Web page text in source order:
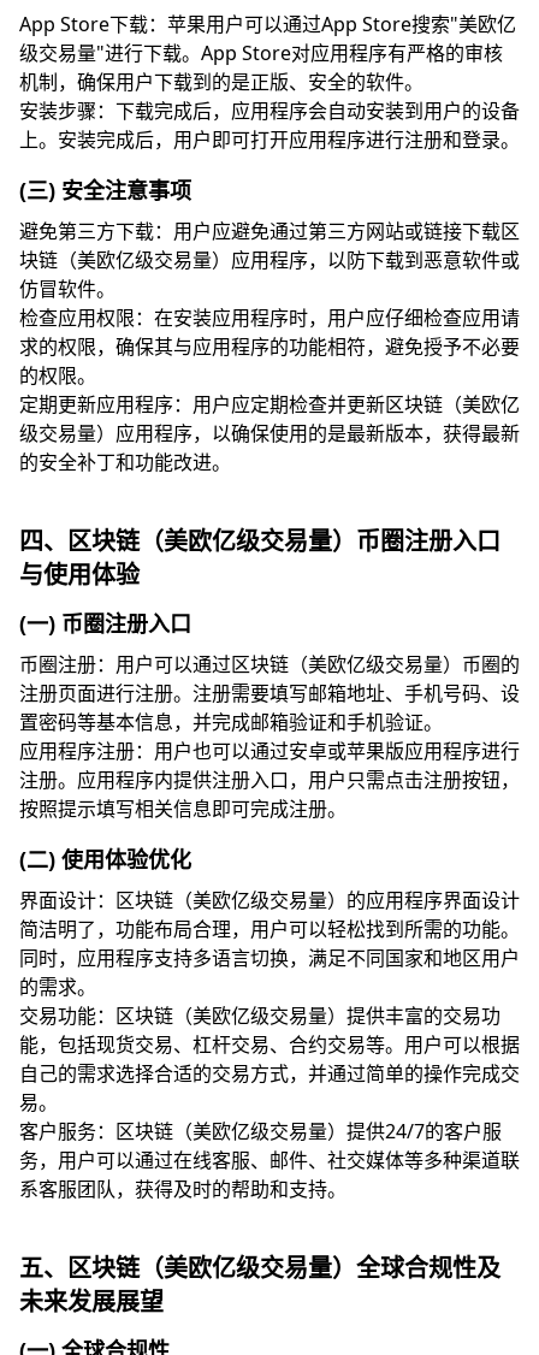
App Store下载：苹果用户可以通过App Store搜索"美欧亿
级交易量"进行下载。App Store对应用程序有严格的审核
机制，确保用户下载到的是正版、安全的软件。
安装步骤：下载完成后，应用程序会自动安装到用户的设备
上。安装完成后，用户即可打开应用程序进行注册和登录。
(三) 安全注意事项
避免第三方下载：用户应避免通过第三方网站或链接下载区
块链（美欧亿级交易量）应用程序，以防下载到恶意软件或
仿冒软件。
检查应用权限：在安装应用程序时，用户应仔细检查应用请
求的权限，确保其与应用程序的功能相符，避免授予不必要
的权限。
定期更新应用程序：用户应定期检查并更新区块链（美欧亿
级交易量）应用程序，以确保使用的是最新版本，获得最新
的安全补丁和功能改进。
四、区块链（美欧亿级交易量）币圈注册入口
与使用体验
(一) 币圈注册入口
币圈注册：用户可以通过区块链（美欧亿级交易量）币圈的
注册页面进行注册。注册需要填写邮箱地址、手机号码、设
置密码等基本信息，并完成邮箱验证和手机验证。
应用程序注册：用户也可以通过安卓或苹果版应用程序进行
注册。应用程序内提供注册入口，用户只需点击注册按钮，
按照提示填写相关信息即可完成注册。
(二) 使用体验优化
界面设计：区块链（美欧亿级交易量）的应用程序界面设计
简洁明了，功能布局合理，用户可以轻松找到所需的功能。
同时，应用程序支持多语言切换，满足不同国家和地区用户
的需求。
交易功能：区块链（美欧亿级交易量）提供丰富的交易功
能，包括现货交易、杠杆交易、合约交易等。用户可以根据
自己的需求选择合适的交易方式，并通过简单的操作完成交
易。
客户服务：区块链（美欧亿级交易量）提供24/7的客户服
务，用户可以通过在线客服、邮件、社交媒体等多种渠道联
系客服团队，获得及时的帮助和支持。
五、区块链（美欧亿级交易量）全球合规性及
未来发展展望